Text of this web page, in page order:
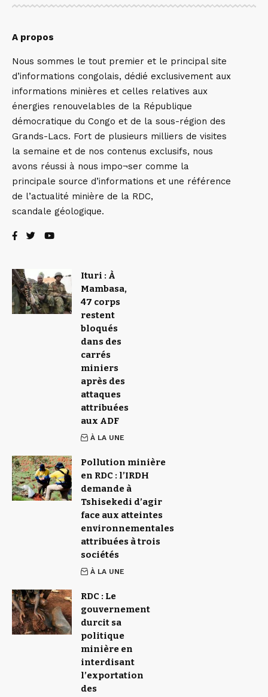
A propos
Nous sommes le tout premier et le principal site
d’informations congolais, dédié exclusivement aux
informations minières et celles relatives aux
énergies renouvelables de la République
démocratique du Congo et de la sous-région des
Grands-Lacs. Fort de plusieurs milliers de visites
la semaine et de nos contenus exclusifs, nous
avons réussi à nous impo¬ser comme la
principale source d’informations et une référence
de l’actualité minière de la RDC,
scandale géologique.
Ituri : À
Mambasa,
47 corps
restent
bloqués
dans des
carrés
miniers
après des
attaques
attribuées
aux ADF
À LA UNE
Pollution minière
en RDC : l’IRDH
demande à
Tshisekedi d’agir
face aux atteintes
environnementales
attribuées à trois
sociétés
À LA UNE
RDC : Le
gouvernement
durcit sa
politique
minière en
interdisant
l’exportation
des